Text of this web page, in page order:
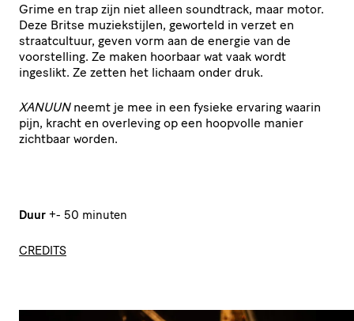
Grime en trap zijn niet alleen soundtrack, maar motor.
Deze Britse muziekstijlen, geworteld in verzet en
straatcultuur, geven vorm aan de energie van de
voorstelling. Ze maken hoorbaar wat vaak wordt
ingeslikt. Ze zetten het lichaam onder druk.
XANUUNneemt je mee in een fysieke ervaring waarin
pijn, kracht en overleving op een hoopvolle manier
zichtbaar worden.
Duur +- 50 minuten
CREDITS